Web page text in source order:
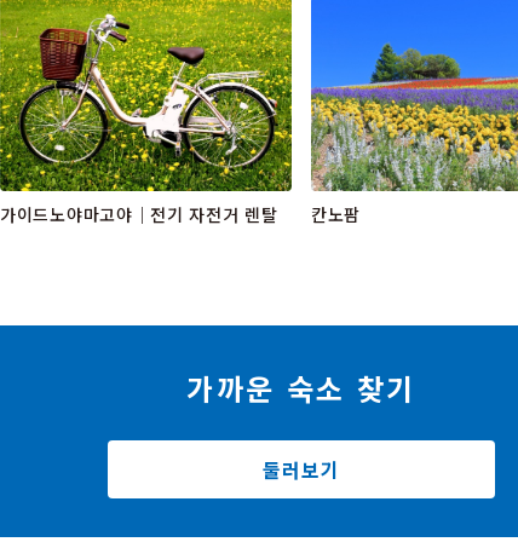
가이드노야마고야｜전기 자전거 렌탈 칸노팜
가까운 숙소 찾기
둘러보기